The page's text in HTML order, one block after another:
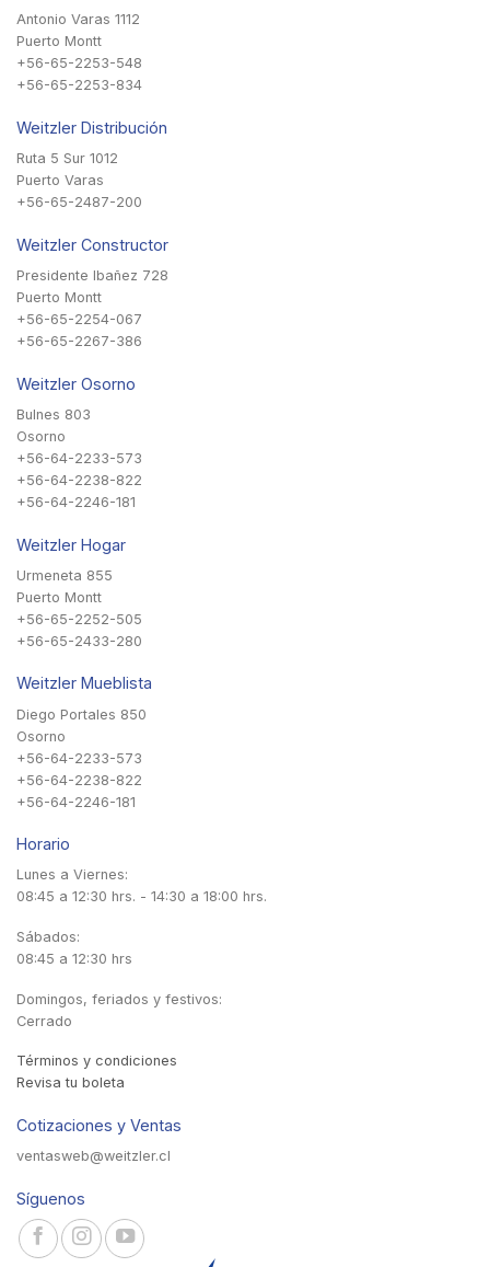
Antonio Varas 1112
Puerto Montt
+56-65-2253-548
+56-65-2253-834
Weitzler Distribución
Ruta 5 Sur 1012
Puerto Varas
+56-65-2487-200
Weitzler Constructor
Presidente Ibañez 728
Puerto Montt
+56-65-2254-067
+56-65-2267-386
Weitzler Osorno
Bulnes 803
Osorno
+56-64-2233-573
+56-64-2238-822
+56-64-2246-181
Weitzler Hogar
Urmeneta 855
Puerto Montt
+56-65-2252-505
+56-65-2433-280
Weitzler Mueblista
Diego Portales 850
Osorno
+56-64-2233-573
+56-64-2238-822
+56-64-2246-181
Horario
Lunes a Viernes:
08:45 a 12:30 hrs. - 14:30 a 18:00 hrs.
Sábados:
08:45 a 12:30 hrs
Domingos, feriados y festivos:
Cerrado
Términos y condiciones
Revisa tu boleta
Cotizaciones y Ventas
ventasweb@weitzler.cl
Síguenos